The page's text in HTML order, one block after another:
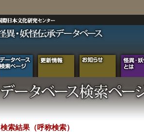
検索結果（呼称検索）